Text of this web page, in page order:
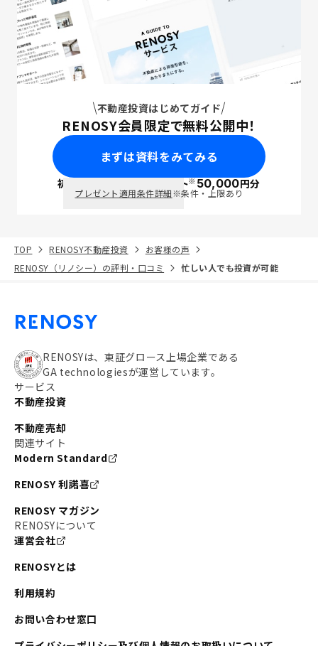
不動産投資はじめてガイド
RENOSY会員限定で無料公開中！
まずは資料をみてみる
初回面談で ポイント※50,000円分
プレゼント適用条件詳細※条件・上限あり
TOP RENOSY不動産投資
お客様の声
RENOSY（リノシー）の評判・口コミ
忙しい人でも投資が可能
RENOSYは、東証グロース上場企業である
GA technologiesが運営しています。
サービス
不動産投資
不動産売却
関連サイト
Modern Standard
RENOSY 利諾喜
RENOSY マガジン
RENOSYについて
運営会社
RENOSYとは
利用規約
お問い合わせ窓口